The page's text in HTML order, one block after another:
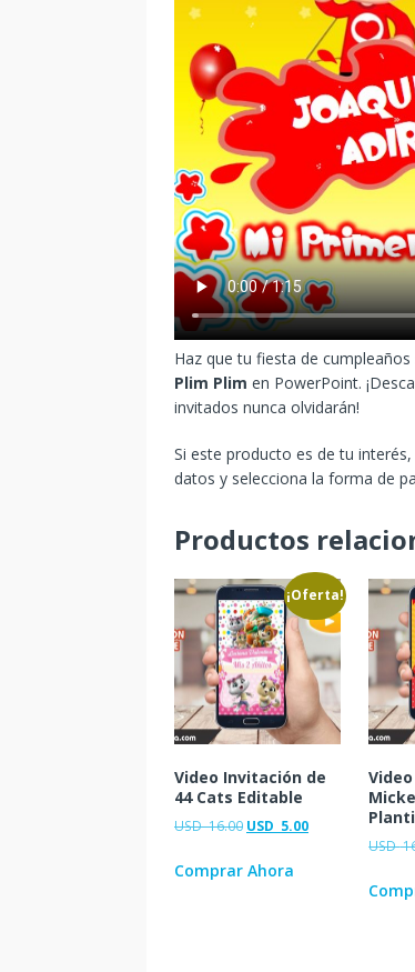
Haz que tu fiesta de
Plim Plim en PowerPoint.
invitados nunca olvidarán!
Si este producto es de tu
datos y selecciona la forma de
Productos
¡Oferta!
Video Invitación de
44 Cats Editable
USD16.00 USD 5.00
Comprar Ahora
USD